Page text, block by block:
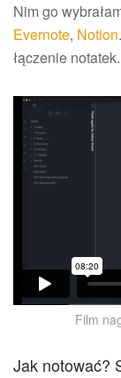
Nim go
Evernote, Notion
łączenie notatek.
Film
Jak notować?